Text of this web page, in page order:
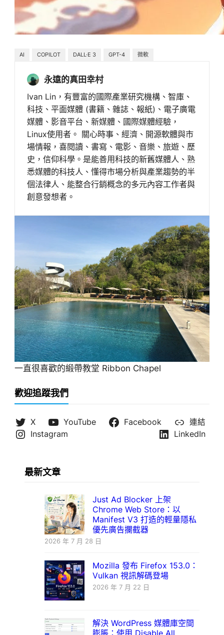
AI COPILOT DALL·E 3 GPT-4 微軟
永遠的真田幸村
Ivan Lin，有豐富的國際產業研究機構、智庫、
科技、平面媒體 (書籍、雜誌、報紙)、電子廣電
媒體、影音平台、新媒體、國際媒體經驗，
Linux使用者。 關心時事、經濟、開源軟體與市
場情報，喜閱讀、書寫、電影、音樂、旅遊、歷
史，信仰科學。是能善用科技的新舊媒體人、熟
悉媒體的科技人、懂得市場分析與產業趨勢的半
個法律人、能整合行銷概念的多元內容工作者與
創意發想者。
一直很喜歡的緞帶教堂 Ribbon Chapel
歡迎追蹤我們
X YouTube Facebook
連結
Instagram
LinkedIn
最新文章
Just Ad Blocker 上架
Chrome Web Store：以
Manifest V3 打造的輕量隱私
優先廣告攔截器
2026 年 7 月 28 日
Mozilla 發布 Firefox 153.0：
Vulkan 視訊解碼登場
2026 年 7 月 22 日
解決 WordPress 媒體庫空間